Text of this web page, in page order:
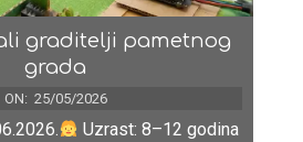
graditelji pametnog
grada
ON: 25/05/2026
Uzrast: 8–12 godina